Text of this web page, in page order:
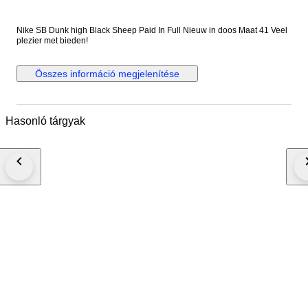
Nike SB Dunk high Black Sheep Paid In Full Nieuw in doos Maat 41 Veel
plezier met bieden!
Összes információ megjelenítése
Hasonló tárgyak